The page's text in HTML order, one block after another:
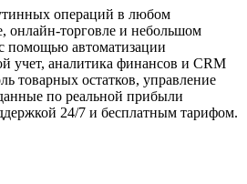
операций в любом
онлайн-торговле и небольшом
помощью автоматизации
учет, аналитика финансов и CRM
товарных остатков, управление
по реальной прибыли
24/7 и бесплатным тарифом.